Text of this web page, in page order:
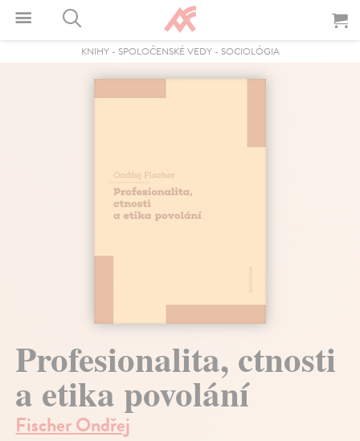
KNIHY- SPOLOČENSKÉ VEDY- SOCIOLÓGIA
Profesionalita, ctnosti
a etika povolání
Fischer Ondřej